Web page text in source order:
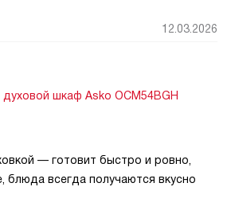
12.03.2026
шкаф Asko OCM54BGH
— готовит быстро и ровно,
блюда всегда получаются вкусно